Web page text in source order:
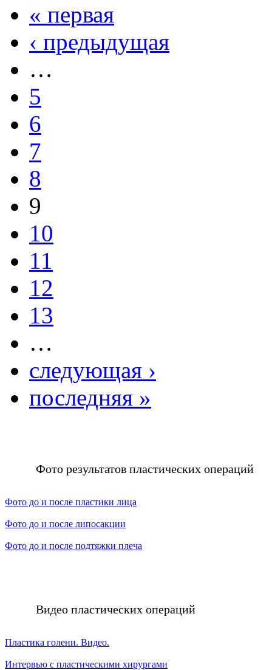
« первая
‹ предыдущая
…
5
6
7
8
9
10
11
12
13
…
следующая ›
последняя »
Фото результатов пластических операций
Фото до и после пластики лица
Фото до и после липосакции
Фото до и после подтяжки плеча
Видео пластических операций
Пластика голени. Видео.
Интервью с пластическими хирургами